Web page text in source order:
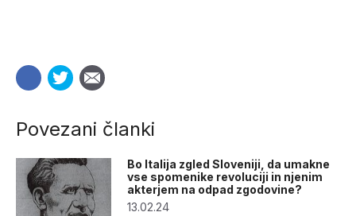
Povezani članki
Bo Italija zgled Sloveniji, da umakne
vse spomenike revoluciji in njenim
akterjem na odpad zgodovine?
13.02.24